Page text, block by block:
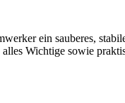
ein sauberes,
Wichtige sowie